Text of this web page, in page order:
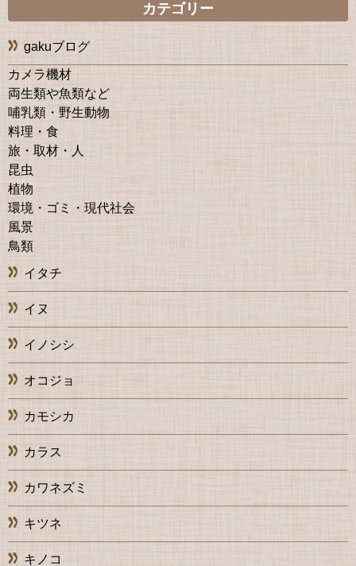
カテゴリー
gakuブログ
カメラ機材
両生類や魚類など
哺乳類・野生動物
料理・食
旅・取材・人
昆虫
植物
環境・ゴミ・現代社会
風景
鳥類
イタチ
イヌ
イノシシ
オコジョ
カモシカ
カラス
カワネズミ
キツネ
キノコ